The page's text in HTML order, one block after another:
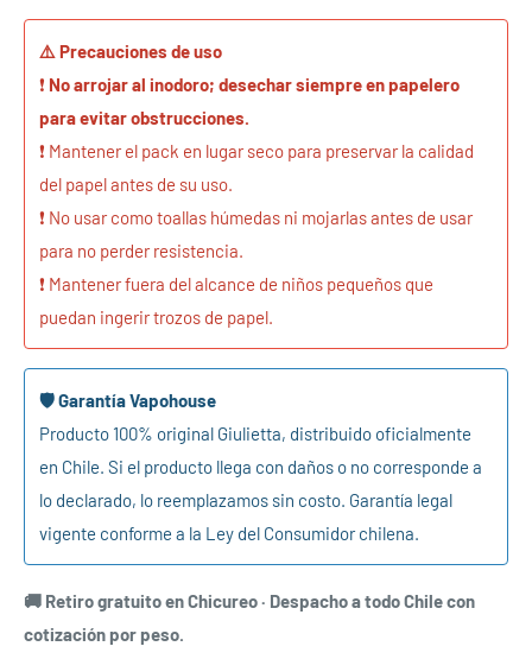
⚠️ Precauciones de uso
❗ No arrojar al inodoro; desechar siempre en papelero
para evitar obstrucciones.
❗ Mantener el pack en lugar seco para preservar la calidad
del papel antes de su uso.
❗ No usar como toallas húmedas ni mojarlas antes de usar
para no perder resistencia.
❗ Mantener fuera del alcance de niños pequeños que
puedan ingerir trozos de papel.
🛡️ Garantía Vapohouse
Producto 100% original Giulietta, distribuido oficialmente
en Chile. Si el producto llega con daños o no corresponde a
lo declarado, lo reemplazamos sin costo. Garantía legal
vigente conforme a la Ley del Consumidor chilena.
🚚 Retiro gratuito en Chicureo · Despacho a todo Chile con
cotización por peso.